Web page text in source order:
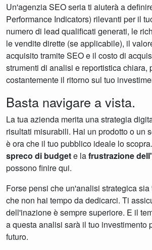
Un'agenzia SEO seria ti aiuterà a
Performance Indicators) rilevanti per il
numero di lead qualificati generati, le
le vendite dirette (se applicabile), il
acquisito tramite SEO e il costo di
strumenti di analisi e reportistica chiara,
costantemente il ritorno sul tuo
Basta navigare a vista.
La tua azienda merita una strategia
risultati misurabili. Hai un prodotto o un
è ora che il tuo pubblico ideale lo
spreco di budgete lafrustrazione
possono finire qui.
Forse pensi che un'analisi strategica
che non hai tempo da dedicarci. Ti
dell'inazione è sempre superiore. E il
a questa analisi sarà il tuo investimento
futuro.